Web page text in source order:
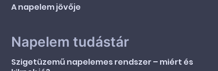
A napelem jövője
Napelem tudástár
Szigetüzemű napelemes rendszer – miért és